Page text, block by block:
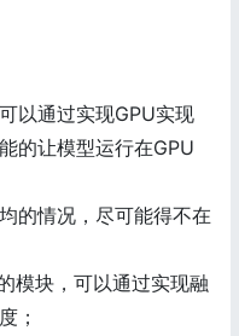
以通过实现GPU实现
的让模型运行在GPU
的情况，尽可能得不在
模块，可以通过实现融
；